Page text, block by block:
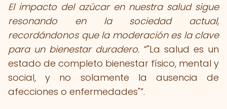
El impacto del azúcar en nuestra salud sigue
resonando en la sociedad actual,
recordándonos que la moderación es la clave
para un bienestar duradero. "La salud es un
estado de completo bienestar físico, mental y
social, y no solamente la ausencia de
afecciones o enfermedades" .